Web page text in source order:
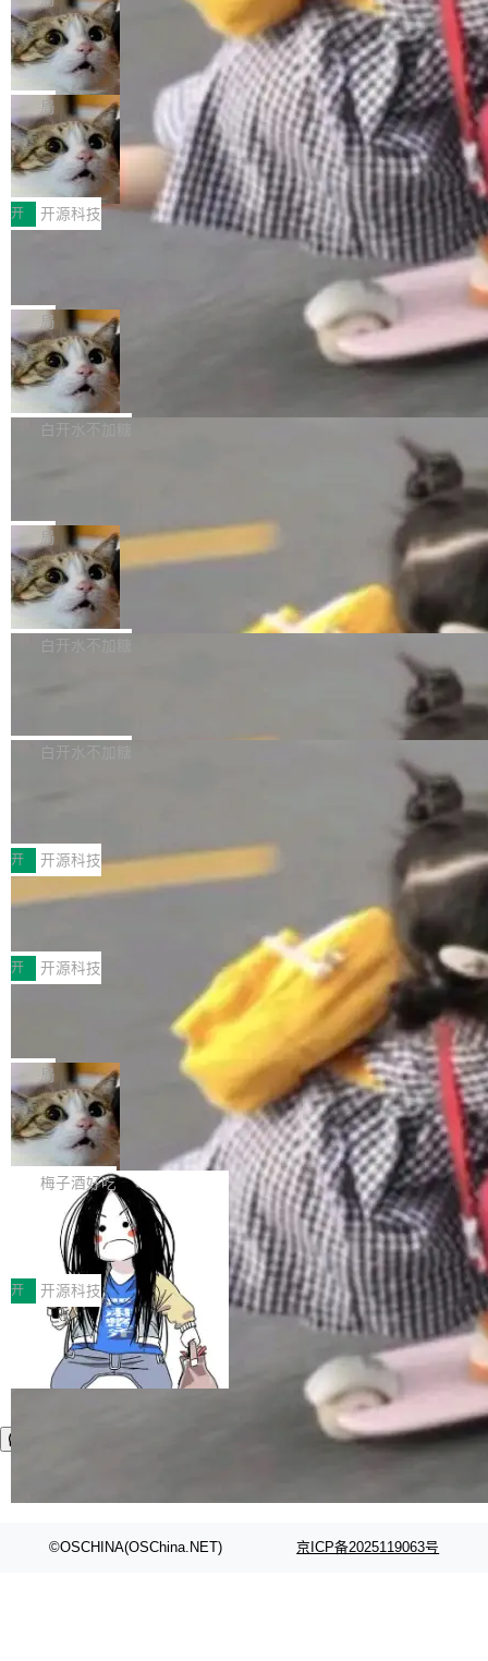
现实 过去两年，CIO们的焦虑清单上多了两项：
一是如何让大模型和智能体应用安全地从PoC走
向生产，二是如何让测试团队跟得上AI应用...
设置，如果用布尔值 + 可空字段来表示——bool
ean 表示是否可切换，nullable 的默认模式、浅
色方案、深色方案——会产生大量无意义的组
合。方案缺了、配置冲突了、全 null 了。要知道
哪些组合有效，作者说，你得靠"文档、校验、或
者部落知识"。 换个写法。Rust 的 enum，两个
变体：Switchable...
个"AI 知识库 + 聊天机器人"——每个大厂都在
做，没什么新鲜的。 但 Kenton Varda 在 Twitte
r 上把事情说清楚了： 今天我们发布了 Cloudfla
re OS，一个带连接器的聊天机器人，跟其他所
有科技公司做的一样。只不过，实际上它不一
样。这是 Sandstorm.io 的重制版，我十年前的
那个创业公司。不同的是，这次它构建在 Cloudf
lare Workers 上——我花了九年时间搭建的平台
——并且深度集成了 AI。这基本上是我十年秘密
Deno 团队开源 Celld，可自托管的分
布式 Durable Objects
Ryan Dahl 领导的 Deno 团队推出了最新开源项
目 Celld，一个能在自己机器上运行 Cloudflare
Workers 和 Durable Objects 的守护进程。 设
计思路很直接：每个对象是一个独立的 SQLite
数据库，按名称寻址，复制到你自己的 S3 兼容
存储库里。节点之间只通过这个存储库协调——
没有控制平面，没有共识协议。每个对象自带一
个小型数据库，应用天然按分片构建，单个数据
库的竞争和爆炸半径问题在设计层面就被消除
了。 闲置的 cell 会休眠到几乎不占资源。当 cel
l 迁移或唤醒时，新宿主从 S3 恢复 SQLite 数据
库继续执行。存储库是持久化的唯一真相...
局
鲁大师7月新机性能/流畅/AI榜：vivo夺
性能、流畅双第一，三星Galaxy Z系列
新折叠缺席
2026年7月的手机市场，由于存储等硬件成本暴
增，手机厂商的日子也不好过啊，新机速度明显
放缓，因此硝烟味淡了许多。新机参数规格除开
高价的三星折叠（三星Galaxy Z Fold8 Ultra / Z
Fold8 / Z Flip8）外，其余要么是中低端机器，
例如iQOO Z11i、REDMI Note 17、REDMI No
te 17 Pro、OPPO K15，要么是vivo X300 E这
样的次旗舰。 Galaxy Z Fold8 Ultra / Z Fold8 /
Z Flip8三款折叠屏新机均在7月22日发布，且全
部搭载骁龙8 Elite Gen5 for Galaxy，它们本该
开 开源科技
Zed 编辑器团队发布了新项目——DeltaDB，一
个在 git commit 之间记录每一次编辑操作的版
本控制系统。目前处于 Early Access 阶段。 De
ltaDB 的核心思路直接写在 landing page 最显
眼的位置：「Software is made between com
mits」——软件是在 commit 之间写出来的。git
是把这段空隙补上。 回退到任何一次编辑：Delt
aDB 捕获 commit 之间的每一次操作，...
局
SpaceXAI 单季资本开支达 183 亿美元
根据风险投资人Tomer Tunguz 博客（VC 分
析）披露的最新分析与第二季度业绩报告，Spac
微软同期总资本开支的四成。 与亚马逊、Alpha
bet、微软以及 Meta 等传统科技巨头相比，Spa
ceXAI的资金消耗速度尤为引人瞩目。然而，支
撑庞大支出的资金来源却呈现出截然不同的面
貌。数据显示，微软和 Meta 主要依托充沛的经
白开水不加糖
一个在终端里运行的编程 agent；Muse Spark
1.2，驱动这个 agent 的新模型。一句话概括：
你可以用 curl -fsSL https://dev.meta.ai/install.
sh | bash 安装一个能在大项目里自动规划、写
代码、验证结果的 AI 终端工具。 据介绍，Muse
个主 agent 循环，外加一组后台 agent。这些后
局
美团开源 LoHoSearch，用知识图谱校
准 AI 能力认知
机器出题的前提，是让机器拥有全局视野。整个
构建流程可以分为四个环节：建图 → 控制难度
白开水不加糖
库，并将作为transport接入Mooncake TENT。
MPComm将作为一种传输引擎接入Mooncake T
ENT，实现零拷贝传输性能提升30%、非零拷贝
传输性能最高提升5倍。UCL-MPComm底层基
于自研UCL-Engine通信引擎，后续腾讯网平将
持续开源更多基于UCL-Engine的高性能通信组
件。 腾讯网平团队在UCL-MPComm中实现了一
个独立于业务线程的全局通信引擎（Engine），
白开水不加糖
型案例入选名单》，深信服“面向企业研发场景的
开源 AI 编程平台 CoStrict 应用”凭借卓越的技术
创新与落地成效成功入选。 全链路私有化部署，
助力企业AI研发安全落地 当前，越来越多企业已
经开始引入 AI Coding 工具，通过调用公有云模
型或企业内部部署模型提升研发效率。但随着 AI
Coding 从个人辅助工具逐步走向团队级、组织
级应用，企业在规模化落地过程中，对安全性、
可控性和代码质量提出了更高要求。 首先是数据
安全与合规要求。对于大多数普通研发场景，公
有云模型能够满足快速试用和效率提升的需求。
但对于金融、能源、医疗等对数据安全要求较...
开 开源科技
深信服AI算力网关入选工信部人工智能
前不久，工业和信息化部正式发布《2025年人工
智能应用典型案例名单》，集中展示人工智能在
各领域的应用成果，覆盖技术底座、行业赋能、
产品应用、支撑保障、专题等五大方向。深信服
AI算力网关（AI创新平台）成功入选！ 随着各行
各业的Agent走向规模化建设，算力构成形态逐
渐丰富，用户关注的重点也在发生变化：不只是
让AI用起来，还要进一步看清混合算力时代下，
Token花在哪里、算力是否被充分利用，以及持
续增长的AI成本该如何优化。 深信服AI算力网关
正是围绕这些实际问题，从Token治理和成本治
理两个方面，让用户的每一份算力都看得清、管
得住、用得稳、省得下、更安全！ 一、从现在开
始，Token使用一目...
开 开源科技
Jeff Dean 离开 Google：一个时代的结
束，一个实验室的开始
Google 员工编号 20。MapReduce 作者之一。
Bigtable 作者之一。TensorFlow 的作者之一。
Gemini 的架构师。Google 首席科学家。 Jeff D
ean 在 Google 工作了 27 年后，宣布离职。 他
不是一个人走。一同离开的还有 Sanjay Ghema
wat（Google 员工编号 23，Jeff Dean 二十多
年的编程搭档，MapReduce 和 Bigtable 的共同
作者）、Quoc Le（Google 大脑核心成员，Se
q2Seq 和 DocAI 的共同发明人）以及 Oriol Vin
yals（Gemini 联合负责人，AlphaSta...
局
🔥 SolonCode v2026.8.4 发布：界面
字体可调、22 种语言、记忆搜索增强
打开终端就能上岗的全中文编码智能体，这一轮
把「看得清、用母语、记得住」三件事一次补
齐。 SolonCode 是什么 SolonCode 是杭州无
耳科技研发的企业级终端编码智能体——一位全
中文驱动的数字员工，自主理解需求、规划步
骤、编写代码。不挑模型、不挑平台，curl 一行
装完即用。 开源地址：Gitee · GitCode · GitHu
b 安装 支持 Java 8+（8~26）、macOS / Linu
x / Windows / Harmony PC。 # macOS / Linu
x / Harmony PC curl -fsSL https://solon.noea
梅子酒好吃
让“代码语义理解”深度释放AI Coding
价值潜能：华为云码道（CodeArts）
代码仓技术解析
一、代码仓深度理解技术的作用与价值 在软件工
程实践中，代码仓是企业核心知识资产的主要载
体。企业级代码仓库通常包含数十万乃至数百万
个文件，其规模远超单次模型调用可承载的上下
文窗口。随着项目规模的持续扩张与代码历史的
不断累积，代码仓中的模块关系、接口契约、业
务逻辑等关键信息往往分散于数十乃至数百个文
件之中，形成高度复杂的知识关联网络。传统的
理解大规模代码仓时面临显著"代码仓理解"瓶
开 开源科技
©OSCHINA(OSChina.NET) 京ICP备2025119063号